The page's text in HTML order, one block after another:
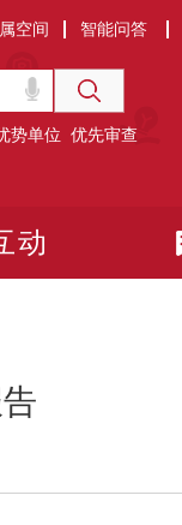
空间 智能问答
势单位 优先审查
动